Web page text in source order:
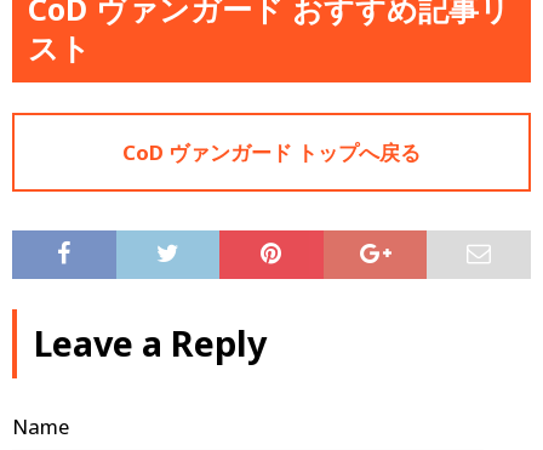
CoD ヴァンガード おすすめ記事リ
スト
CoD ヴァンガード トップへ戻る
Leave a Reply
Name